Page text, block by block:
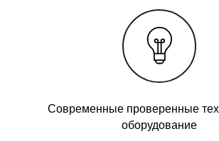
Современные проверенные
оборудование